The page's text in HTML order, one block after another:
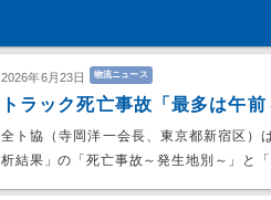
2026年6月23日 物流ニュース
トラック死亡事故「最多は午
全ト協（寺岡洋一会長、東京都新宿区）
析結果」の「死亡事故～発生地別～」と